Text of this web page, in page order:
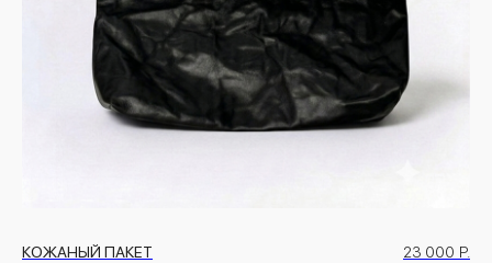
КОЖАНЫЙ ПАКЕТ 23 000 Р.